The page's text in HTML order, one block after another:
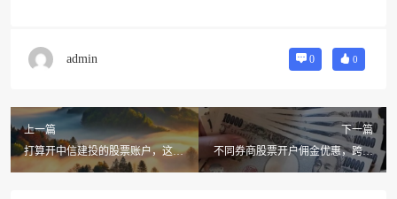
admin 0 0
上一篇
打算开中信建投的股票账户，这几
点你要知道！
下一篇
不同券商股票开户佣金优惠，跨境
交易到底选谁更划算？